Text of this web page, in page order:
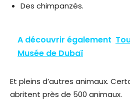
Des chimpanzés.
A découvrir également
Musée de Dubaï
Et pleins d’autres animaux.
abritent près de 500 animaux.